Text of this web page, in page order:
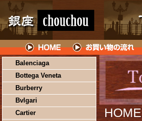
Balenciaga
Bottega Veneta
Burberry
Bvlgari
Cartier
HOME